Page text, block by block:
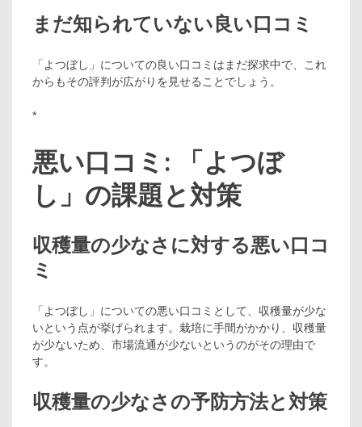
まだ知られていない良い口コミ
「よつぼし」についての良い口コミはまだ探求中で、これ
からもその評判が広がりを見せることでしょう。
*
悪い口コミ: 「よつぼ
し」の課題と対策
収穫量の少なさに対する悪い口コ
ミ
「よつぼし」についての悪い口コミとして、収穫量が少な
いという点が挙げられます。栽培に手間がかかり、収穫量
が少ないため、市場流通が少ないというのがその理由で
す。
収穫量の少なさの予防方法と対策